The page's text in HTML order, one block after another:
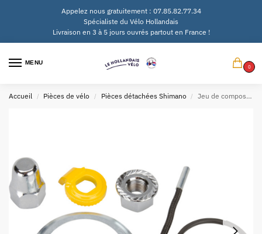
Appelez nous gratuitement : 07.85.82.77.34
Spécialiste du Vélo Hollandais
Livraison en 3 à 5 jours ouvrés partout en France !
MENU
0
Accueil / Pièces de vélo / Pièces détachées Shimano / Jeu de composants Shimano Nexus 3 SG-3C41 moyeu (longueur 176/178 mm)